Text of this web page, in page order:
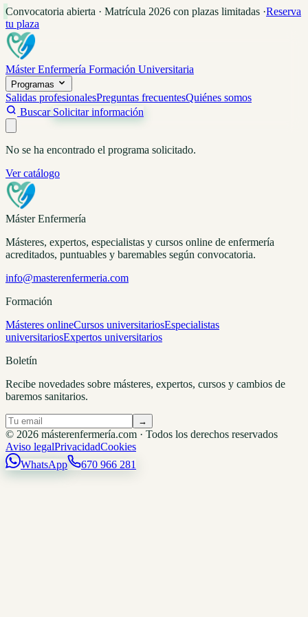
Convocatoria abierta · Matrícula 2026 con plazas limitadas ·Reserva
tu plaza
Máster Enfermería Formación Universitaria
Programas
Salidas profesionalesPreguntas frecuentesQuiénes somos
Buscar Solicitar información
No se ha encontrado el programa solicitado.
Ver catálogo
Máster Enfermería
Másteres, expertos, especialistas y cursos online de enfermería
acreditados, puntuables y baremables según convocatoria.
info@masterenfermeria.com
Formación
Másteres onlineCursos universitariosEspecialistas
universitariosExpertos universitarios
Boletín
Recibe novedades sobre másteres, expertos, cursos y cambios de
baremos sanitarios.
→
© 2026 másterenfermería.com · Todos los derechos reservados
Aviso legalPrivacidadCookies
WhatsApp
670 966 281